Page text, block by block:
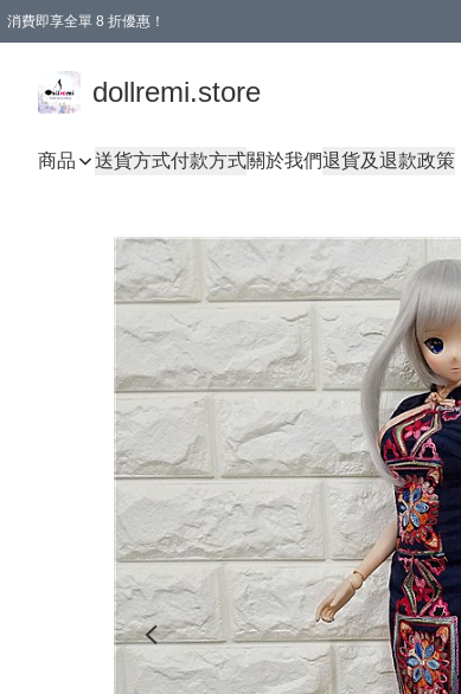
消費即享全單 8 折優惠！
dollremi.store
商品 送貨方式付款方式關於我們退貨及退款政策